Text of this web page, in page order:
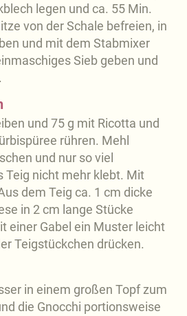
legen und ca. 55 Min.
von der Schale befreien, in
und mit dem Stabmixer
Sieb geben und
und 75 g mit Ricotta und
rühren. Mehl
und nur so viel
Teig nicht mehr klebt. Mit
dem Teig ca. 1 cm dicke
in 2 cm lange Stücke
einer Gabel ein Muster leicht
Teigstückchen drücken.
in einem großen Topf zum
die Gnocchi portionsweise